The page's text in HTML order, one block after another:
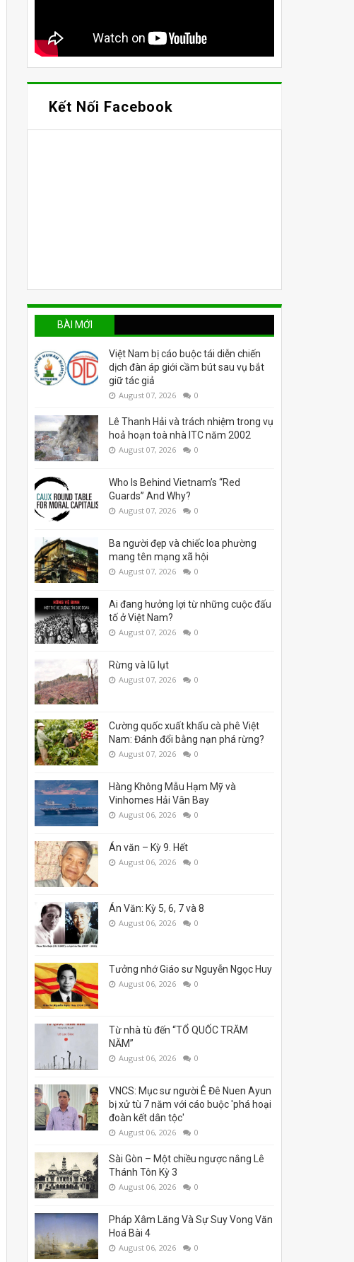
Kết Nối Facebook
BÀI MỚI
Việt Nam bị cáo buộc tái diễn chiến
dịch đàn áp giới cầm bút sau vụ bắt
giữ tác giả
August 07, 2026 0
Lê Thanh Hải và trách nhiệm trong vụ
hoả hoạn toà nhà ITC năm 2002
August 07, 2026 0
Who Is Behind Vietnam’s “Red
Guards” And Why?
August 07, 2026 0
Ba người đẹp và chiếc loa phường
mang tên mạng xã hội
August 07, 2026 0
Ai đang hưởng lợi từ những cuộc đấu
tố ở Việt Nam?
August 07, 2026 0
Rừng và lũ lụt
August 07, 2026 0
Cường quốc xuất khẩu cà phê Việt
Nam: Đánh đổi bằng nạn phá rừng?
August 07, 2026 0
Hàng Không Mẫu Hạm Mỹ và
Vinhomes Hải Vân Bay
August 06, 2026 0
Án văn – Kỳ 9. Hết
August 06, 2026 0
Án Văn: Kỳ 5, 6, 7 và 8
August 06, 2026 0
Tưởng nhớ Giáo sư Nguyễn Ngọc Huy
August 06, 2026 0
Từ nhà tù đến “TỔ QUỐC TRĂM
NĂM”
August 06, 2026 0
VNCS: Mục sư người Ê Đê Nuen Ayun
bị xử tù 7 năm với cáo buộc 'phá hoại
đoàn kết dân tộc'
August 06, 2026 0
Sài Gòn – Một chiều ngược nắng Lê
Thánh Tôn Kỳ 3
August 06, 2026 0
Pháp Xâm Lăng Và Sự Suy Vong Văn
Hoá Bài 4
August 06, 2026 0